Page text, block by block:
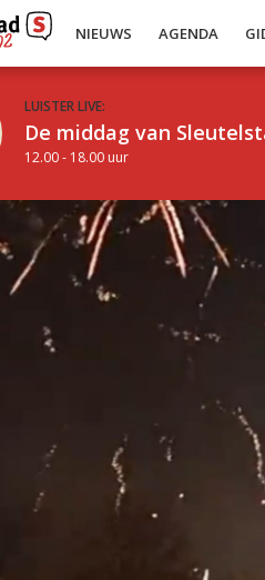
NIEUWS AGENDA
LUISTER LIVE:
De middag van
12.00 - 18.00 uur